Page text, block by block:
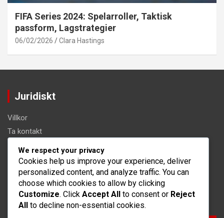
FIFA Series 2024: Spelarroller, Taktisk
passform, Lagstrategier
06/02/2026 Clara Hastings
Juridiskt
Villkor
Ta kontakt
Vilka vi är
Cookiepolicy
Sök
We respect your privacy
Cookies help us improve your experience, deliver
personalized content, and analyze traffic. You can
choose which cookies to allow by clicking
Customize. Click Accept All to consent or Reject
All to decline non-essential cookies.